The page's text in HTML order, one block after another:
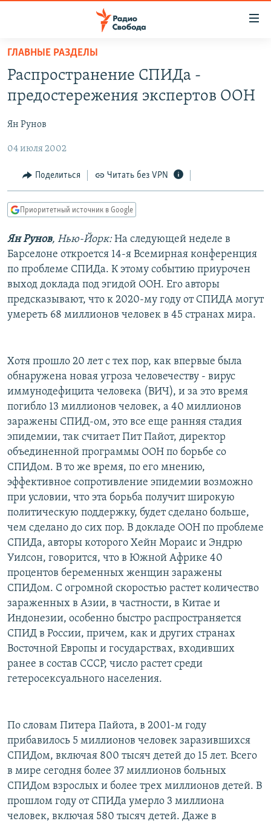
упрощенного
доступа
основному
Вернутся
главной
навигации
Вернутся
поиску
ПОДКАСТЫ
АВТОРСКИЕ ПРОЕКТЫ
ЦИТАТЫ СВОБОДЫ
МНЕНИЯ
КУЛЬТУРА
IDEL.РЕАЛИИ
КАВКАЗ.РЕАЛИИ
СЕВЕР.РЕАЛИИ
СИБИРЬ.РЕАЛИИ
РАСПИСАНИЕ ВЕЩАНИЯ
ПОДПИШИТЕСЬ НА РАССЫЛКУ
Все сайты РСЕ/РС
ГЛАВНЫЕ РАЗДЕЛЫ
Распространение СПИДа -
предостережения экспертов ООН
Ян Рунов
04 июля 2002
Поделиться Читать без VPN
Приоритетный источник в Google
Ян Рунов, Нью-Йорк:На следующей неделе в
Барселоне откроется 14-я Всемирная конференция
по проблеме СПИДа. К этому событию приурочен
выход доклада под эгидой ООН. Его авторы
предсказывают, что к 2020-му году от СПИДА могут
умереть 68 миллионов человек в 45 странах мира.
Хотя прошло 20 лет с тех пор, как впервые была
обнаружена новая угроза человечеству - вирус
иммунодефицита человека (ВИЧ), и за это время
погибло 13 миллионов человек, а 40 миллионов
заражены СПИД-ом, это все еще ранняя стадия
эпидемии, так считает Пит Пайот, директор
объединенной программы ООН по борьбе со
СПИДом. В то же время, по его мнению,
эффективное сопротивление эпидемии возможно
при условии, что эта борьба получит широкую
политическую поддержку, будет сделано больше,
чем сделано до сих пор. В докладе ООН по проблеме
СПИДа, авторы которого Хейн Мораис и Эндрю
Уилсон, говорится, что в Южной Африке 40
процентов беременных женщин заражены
СПИДом. С огромной скоростью растет количество
зараженных в Азии, в частности, в Китае и
Индонезии, особенно быстро распространяется
СПИД в России, причем, как и других странах
Восточной Европы и государствах, входивших
ранее в состав СССР, число растет среди
гетеросексуального населения.
По словам Питера Пайота, в 2001-м году
прибавилось 5 миллионов человек заразившихся
СПИДом, включая 800 тысяч детей до 15 лет. Всего
в мире сегодня более 37 миллионов больных
СПИДом взрослых и более трех миллионов детей. В
прошлом году от СПИДа умерло 3 миллиона
человек, включая 580 тысяч детей. Даже в